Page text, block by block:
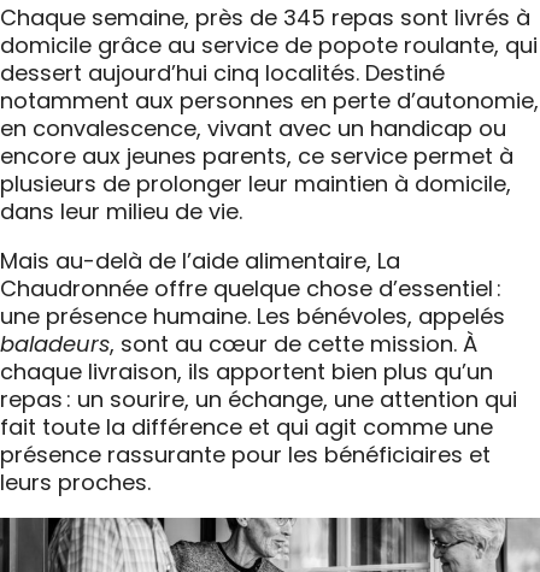
Chaque semaine, près de 345 repas sont livrés à
domicile grâce au service de popote roulante, qui
dessert aujourd’hui cinq localités. Destiné
notamment aux personnes en perte d’autonomie,
en convalescence, vivant avec un handicap ou
encore aux jeunes parents, ce service permet à
plusieurs de prolonger leur maintien à domicile,
dans leur milieu de vie.
Mais au-delà de l’aide alimentaire, La
Chaudronnée offre quelque chose d’essentiel :
une présence humaine. Les bénévoles, appelés
baladeurs, sont au cœur de cette mission. À
chaque livraison, ils apportent bien plus qu’un
repas : un sourire, un échange, une attention qui
fait toute la différence et qui agit comme une
présence rassurante pour les bénéficiaires et
leurs proches.